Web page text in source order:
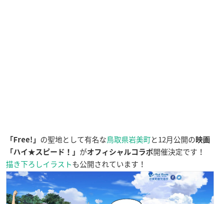
「Free!」 の聖地として有名な鳥取県岩美町と12月公開の 映画
「ハイ★スピード！」 がオフィシャルコラボ開催決定です！
描き下ろしイラストも公開されています！